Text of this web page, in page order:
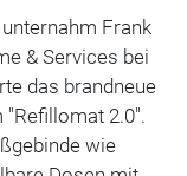
Frank
& Services bei
das brandneue
2.0".
wie